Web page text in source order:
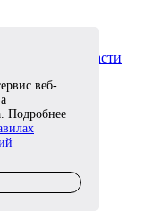
в области
СЕТЯХ
веб-
Подробнее